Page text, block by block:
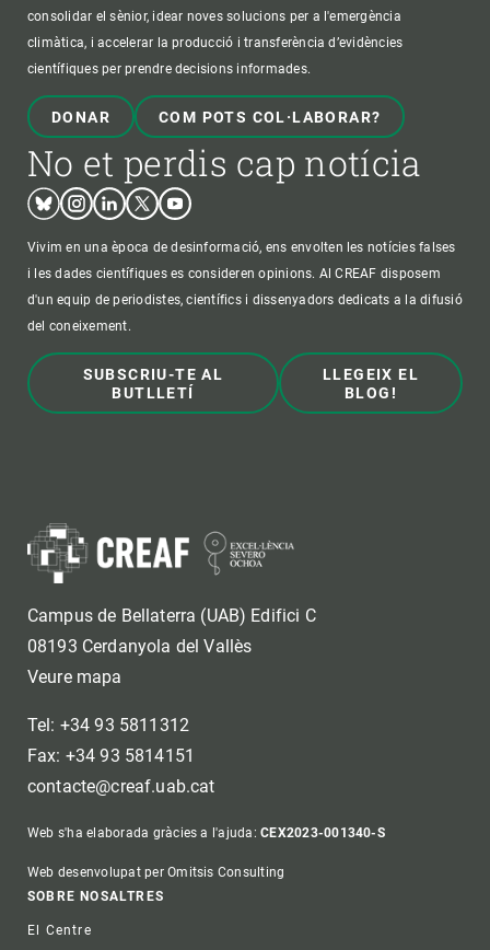
consolidar el sènior, idear noves solucions per a l'emergència
climàtica, i accelerar la producció i transferència d’evidències
científiques per prendre decisions informades.
DONAR COM POTS COL·LABORAR?
No et perdis cap notícia
BlueskyInstagram
LinkedinTwitterYoutube
Vivim en una època de desinformació, ens envolten les notícies falses
i les dades científiques es consideren opinions. Al CREAF disposem
d'un equip de periodistes, científics i dissenyadors dedicats a la difusió
del coneixement.
SUBSCRIU-TE AL
BUTLLETÍ
LLEGEIX EL
BLOG!
Campus de Bellaterra (UAB) Edifici C
08193 Cerdanyola del Vallès
Veure mapa
Tel: +34 93 5811312
Fax: +34 93 5814151
contacte@creaf.uab.cat
Web s'ha elaborada gràcies a l'ajuda:CEX2023-001340-S
Web desenvolupat per Omitsis Consulting
Footer
SOBRE NOSALTRES
El Centre